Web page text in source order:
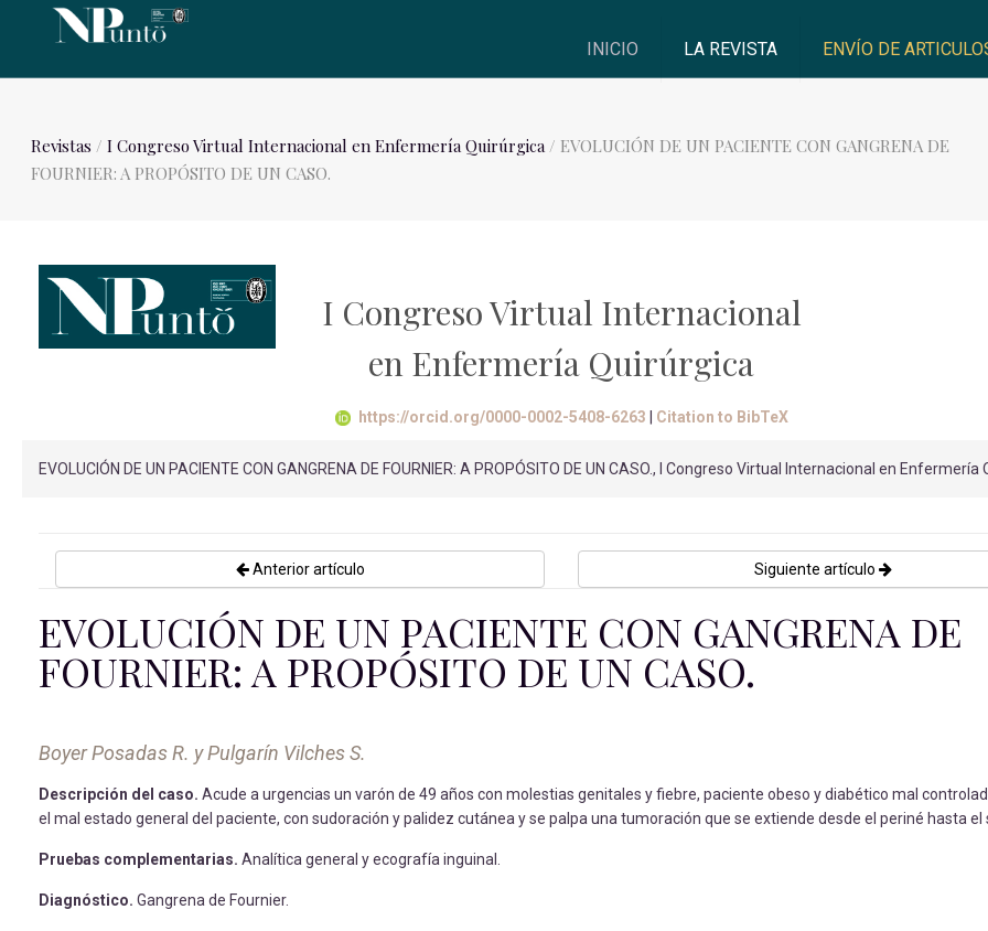
INICIO LA REVISTA ENVÍO DE
Revistas /I Congreso Virtual Internacional en Enfermería Quirúrgica/ EVOLUCIÓN DE UN PACIENTE CON GANGRENA DE
FOURNIER: A PROPÓSITO DE UN CASO.
I Congreso Virtual Internacional
en Enfermería Quirúrgica
https://orcid.org/0000-0002-5408-6263 Citation to BibTeX
EVOLUCIÓN DE UN PACIENTE CON GANGRENA DE FOURNIER: A PROPÓSITO DE UN CASO., I Congreso Virtual Internacional en Enfermería
Anterior artículo Siguiente artículo
EVOLUCIÓN DE UN PACIENTE CON GANGRENA DE
FOURNIER: A PROPÓSITO DE UN CASO.
Boyer Posadas R. y Pulgarín Vilches S.
Descripción del caso. Acude a urgencias un varón de 49 años con molestias genitales y fiebre, paciente obeso y diabético mal
el mal estado general del paciente, con sudoración y palidez cutánea y se palpa una tumoración que se extiende desde el periné hasta el
Pruebas complementarias. Analítica general y ecografía inguinal.
Diagnóstico. Gangrena de Fournier.